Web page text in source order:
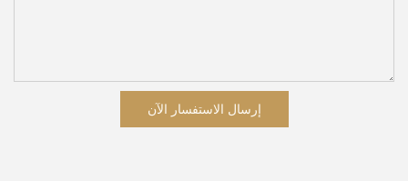
إرسال الاستفسار الآن